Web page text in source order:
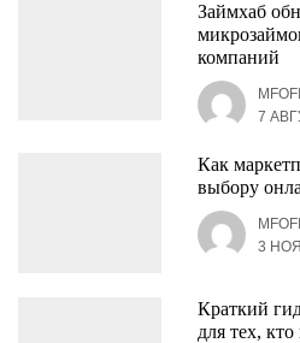
Займхаб
компаний
7
Как
выбору
3
Краткий
для тех,